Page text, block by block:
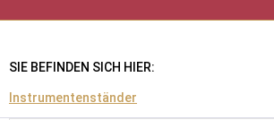
SIE BEFINDEN SICH HIER:
Instrumentenständer